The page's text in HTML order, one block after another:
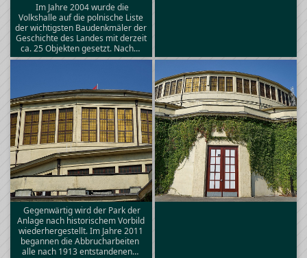
Im Jahre 2004 wurde die
Volkshalle auf die polnische Liste
der wichtigsten Baudenkmäler der
Geschichte des Landes mit derzeit
ca. 25 Objekten gesetzt. Nach…
Gegenwärtig wird der Park der
Anlage nach historischem Vorbild
wiederhergestellt. Im Jahre 2011
begannen die Abbrucharbeiten 
alle nach 1913 entstandenen…